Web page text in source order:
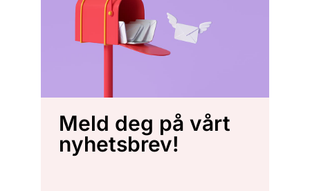
Meld deg på vårt
nyhetsbrev!